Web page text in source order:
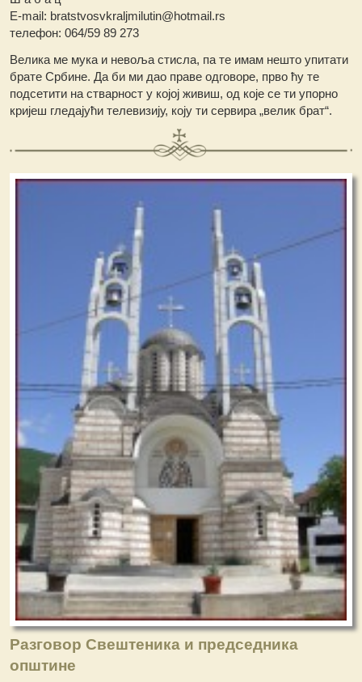
Е-mail: bratstvosvkraljmilutin@hotmail.rs
телефон: 064/59 89 273
Велика ме мука и невоља стисла, па те имам нешто упитати
брате Србине. Да би ми дао праве одговоре, прво ћу те
подсетити на стварност у којој живиш, од које се ти упорно
кријеш гледајући телевизију, коју ти сервира „велик брат“.
Разговор Свештеника и председника
општине